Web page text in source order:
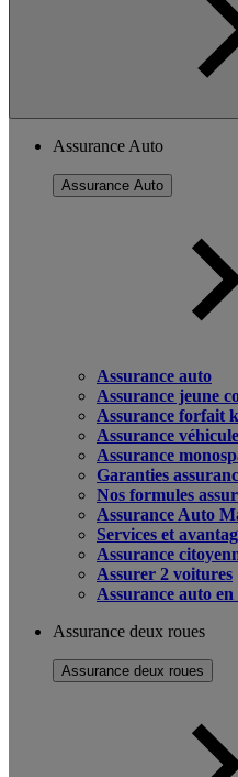
Assurance Auto
Assurance Auto
Assurance auto
Assurance jeune
Assurance forfait
Assurance
Assurance
Garanties
Nos formules
Assurance Auto
Services et
Assurance
Assurer 2 voitures
Assurance auto en
Assurance deux roues
Assurance deux roues